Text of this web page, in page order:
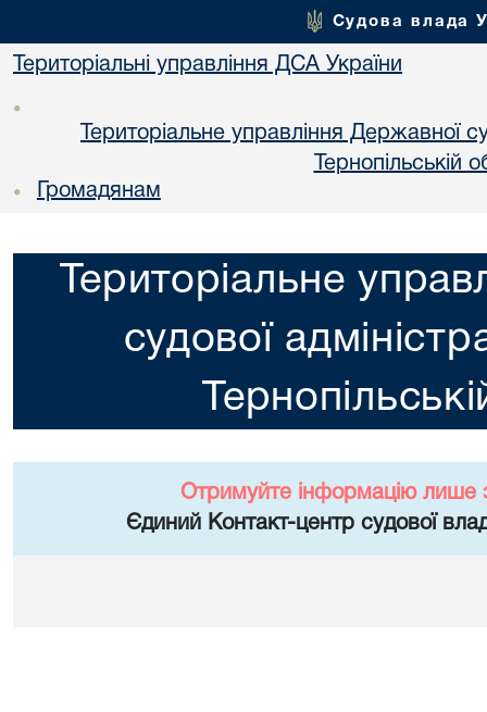
Судова влада
Територіальні управління ДСА України
•
Територіальне управління Державної
Тернопільській
• Громадянам
Територіальне
судової
Отримуйте інформацію лише
Єдиний Контакт-центр судової